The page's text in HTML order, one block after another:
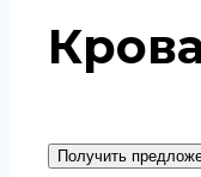
Получить